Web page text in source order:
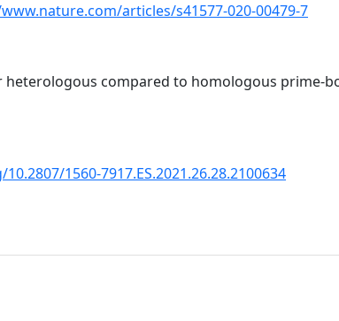
articles/s41577-020-00479-7
compared to homologous prime-
1560-7917.ES.2021.26.28.2100634